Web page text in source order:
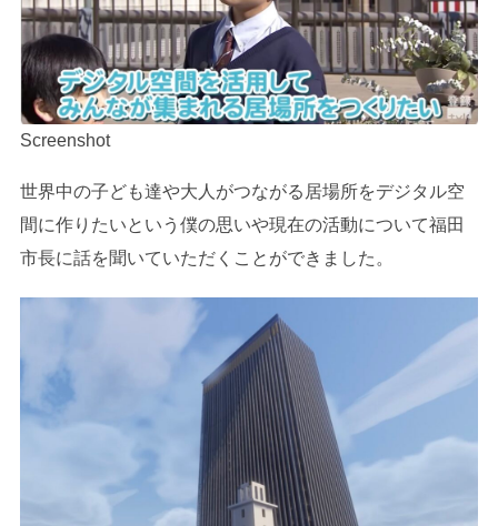
Screenshot
世界中の子ども達や大人がつながる居場所をデジタル空
間に作りたいという僕の思いや現在の活動について福田
市長に話を聞いていただくことができました。